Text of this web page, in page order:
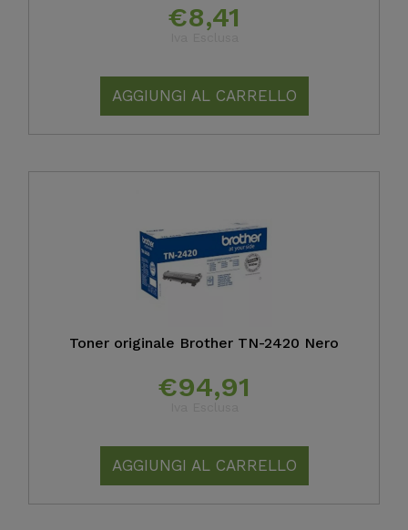
€8,41
AGGIUNGI AL CARRELLO
Toner originale Brother TN-2420 Nero
€94,91
AGGIUNGI AL CARRELLO